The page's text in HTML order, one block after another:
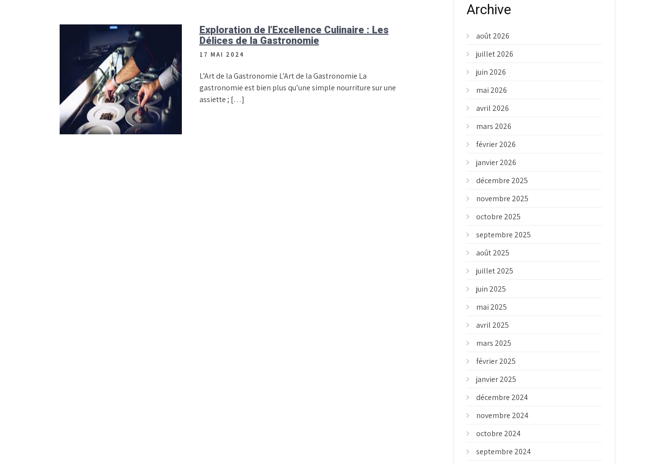
Exploration de l’Excellence Culinaire : Les
Délices de la Gastronomie
17 MAI 2024
L’Art de la Gastronomie L’Art de la Gastronomie La
gastronomie est bien plus qu’une simple nourriture sur une
assiette ; […]
Archive
août 2026
juillet 2026
juin 2026
mai 2026
avril 2026
mars 2026
février 2026
janvier 2026
décembre 2025
novembre 2025
octobre 2025
septembre 2025
août 2025
juillet 2025
juin 2025
mai 2025
avril 2025
mars 2025
février 2025
janvier 2025
décembre 2024
novembre 2024
octobre 2024
septembre 2024